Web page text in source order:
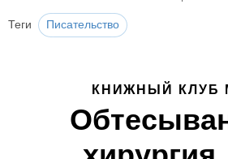
Теги Писательство
КНИЖНЫЙ КЛУБ